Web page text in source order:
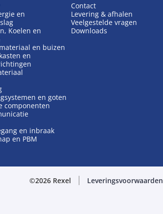
en
Koelen en
en buizen
en
en goten
componenten
en inbraak
en PBM
Contact
Levering & afhalen
Veelgestelde vragen
Downloads
©2026 Rexel Leveringsvoorwaarden